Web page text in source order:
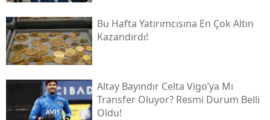
Bu Hafta Yatırımcısına En Çok Altın
Kazandırdı!
Altay Bayındır Celta Vigo’ya Mı
Transfer Oluyor? Resmi Durum Belli
Oldu!